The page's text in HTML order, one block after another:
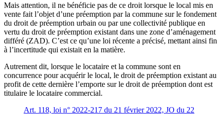
Mais attention, il ne bénéficie pas de ce droit lorsque le local mis en
vente fait l’objet d’une préemption par la commune sur le fondement
du droit de préemption urbain ou par une collectivité publique en
vertu du droit de préemption existant dans une zone d’aménagement
différé (ZAD). C’est ce qu’une loi récente a précisé, mettant ainsi fin
à l’incertitude qui existait en la matière.
Autrement dit, lorsque le locataire et la commune sont en
concurrence pour acquérir le local, le droit de préemption existant au
profit de cette dernière l’emporte sur le droit de préemption dont est
titulaire le locataire commercial.
Art. 118, loi n° 2022-217 du 21 février 2022, JO du 22